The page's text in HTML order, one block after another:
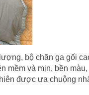
bộ chăn ga gối
mềm và mịn, bền màu,
được ưa chuộng